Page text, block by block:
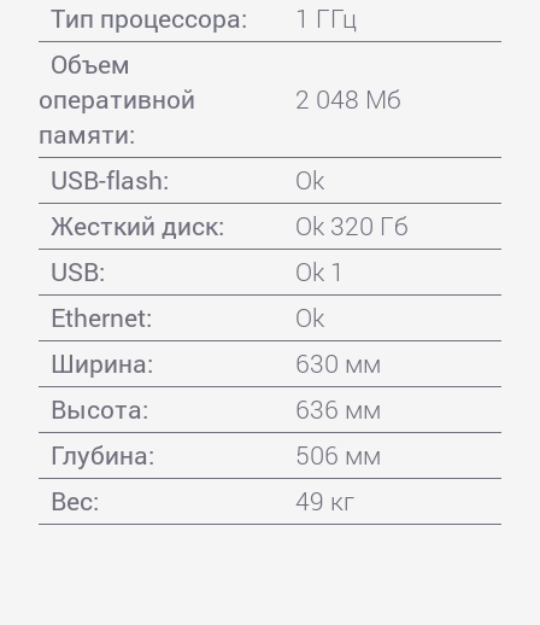
Тип процессора:
1 ГГц
Объем
оперативной
памяти:
2 048 Мб
USB-flash:
Ok
Жесткий диск:
Ok 320 Гб
USB:
Ok 1
Ethernet:
Ok
Ширина:
630 мм
Высота:
636 мм
Глубина:
506 мм
Вес:
49 кг